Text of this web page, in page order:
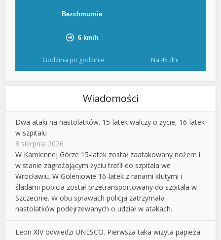
Godzina po godzinie Na 45 dni
Wiadomości
Dwa ataki na nastolatków. 15-latek walczy o życie, 16-latek
w szpitalu
8 sierpnia 2026
W Kamiennej Górze 15-latek został zaatakowany nożem i
w stanie zagrażającym życiu trafił do szpitala we
Wrocławiu. W Goleniowie 16-latek z ranami kłutymi i
śladami pobicia został przetransportowany do szpitala w
Szczecinie. W obu sprawach policja zatrzymała
nastolatków podejrzewanych o udział w atakach.
Leon XIV odwiedzi UNESCO. Pierwsza taka wizyta papieża